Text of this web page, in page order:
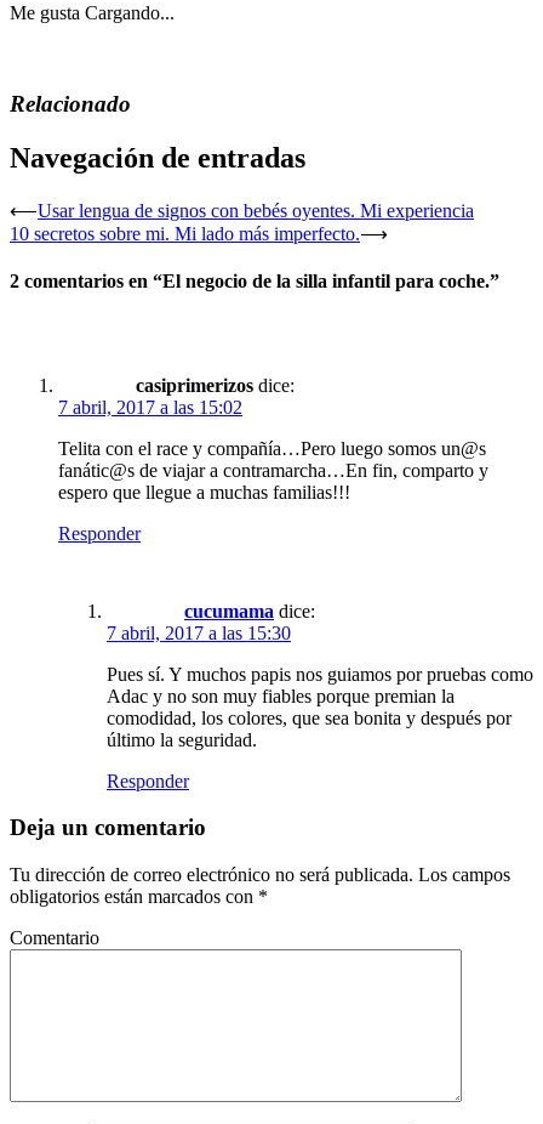
Me gusta Cargando...
Relacionado
Navegación de entradas
⟵Usar lengua de signos con bebés oyentes. Mi experiencia
10 secretos sobre mi. Mi lado más imperfecto.⟶
2 comentarios en “El negocio de la silla infantil para coche.”
casiprimerizos dice:
7 abril, 2017 a las 15:02
Telita con el race y compañía…Pero luego somos un@s
fanátic@s de viajar a contramarcha…En fin, comparto y
espero que llegue a muchas familias!!!
Responder
cucumama dice:
7 abril, 2017 a las 15:30
Pues sí. Y muchos papis nos guiamos por pruebas como
Adac y no son muy fiables porque premian la
comodidad, los colores, que sea bonita y después por
último la seguridad.
Responder
Deja un comentario
Tu dirección de correo electrónico no será publicada. Los campos
obligatorios están marcados con *
Comentario